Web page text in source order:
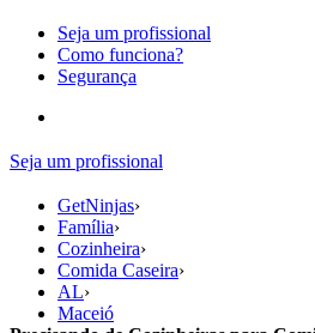
Seja um profissional
Como funciona?
Segurança
Seja um profissional
GetNinjas›
Família›
Cozinheira›
Comida Caseira›
AL›
Maceió